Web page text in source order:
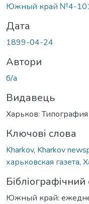
Южный край №4-
Дата
1899-04-24
Автори
б/а
Видавець
Харьков:
Ключові слова
Kharkov, Kharkov
харьковская газета,
Южный край: